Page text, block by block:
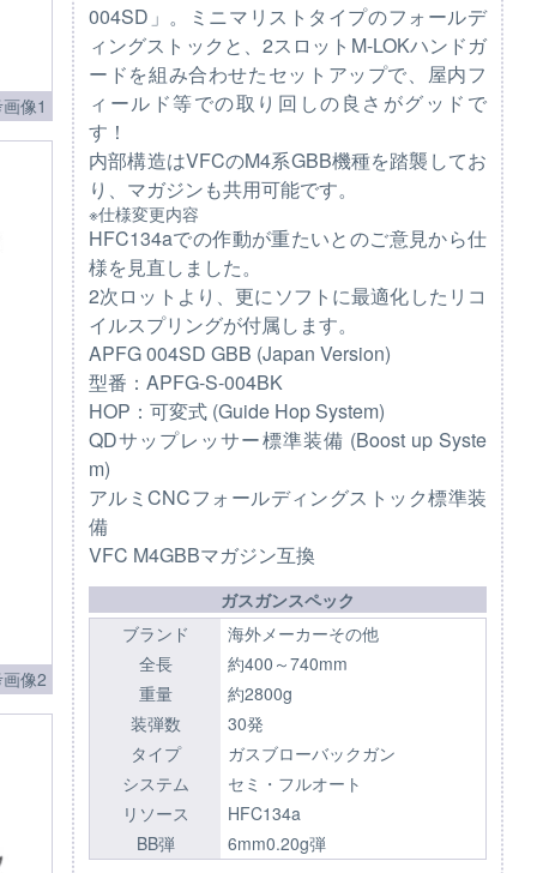
004SD」。ミニマリストタイプのフォールデ
ィングストックと、2スロットM-LOKハンドガ
ードを組み合わせたセットアップで、屋内フ
ィールド等での取り回しの良さがグッドで
す！
内部構造はVFCのM4系GBB機種を踏襲してお
り、マガジンも共用可能です。
※仕様変更内容
HFC134aでの作動が重たいとのご意見から仕
様を見直しました。
2次ロットより、更にソフトに最適化したリコ
イルスプリングが付属します。
APFG 004SD GBB (Japan Version)
型番：APFG-S-004BK
HOP：可変式 (Guide Hop System)
QDサップレッサー標準装備 (Boost up Syste
m)
アルミCNCフォールディングストック標準装
備
VFC M4GBBマガジン互換
ガスガンスペック
ブランド
海外メーカーその他
全長
約400～740mm
重量
約2800g
装弾数
30発
タイプ
ガスブローバックガン
システム
セミ・フルオート
リソース
HFC134a
BB弾
6mm0.20g弾
像1
像2